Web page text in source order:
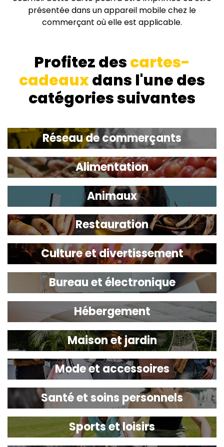
présentée dans un appareil mobile chez le
commerçant où elle est applicable.
Profitez descartes-
cadeauxdans l'une des
catégories suivantes
Réseau de commerçants
Alimentation
Animaux
Restauration
Culture et divertissement
Bureau et électronique
Hébergement
Maison et jardin
Mode et accessoires
Santé et soins personnels
Sports et loisirs